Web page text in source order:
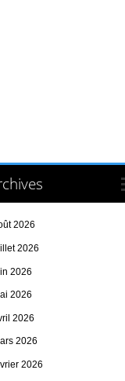
2026
2026
2026
2026
2026
2026
2026